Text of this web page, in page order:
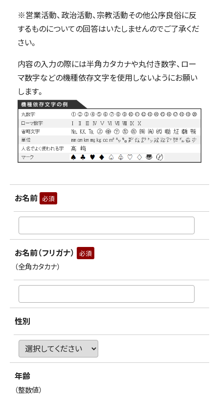
※営業活動、政治活動、宗教活動その他公序良俗に反
するものについての回答はいたしませんのでご了承くだ
さい。
内容の入力の際には半角カタカナや丸付き数字、ロー
マ数字などの機種依存文字を使用しないようにお願い
します。
お名前 必須
お名前（フリガナ） 必須
（全角カタカナ）
性別
年齢
（整数値）